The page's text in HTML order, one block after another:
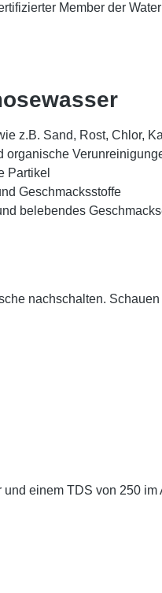
Member der
z.B. Sand, Rost, Chlor,
organische
Partikel
Geschmacksstoffe
belebendes
nachschalten.
einem TDS von 250